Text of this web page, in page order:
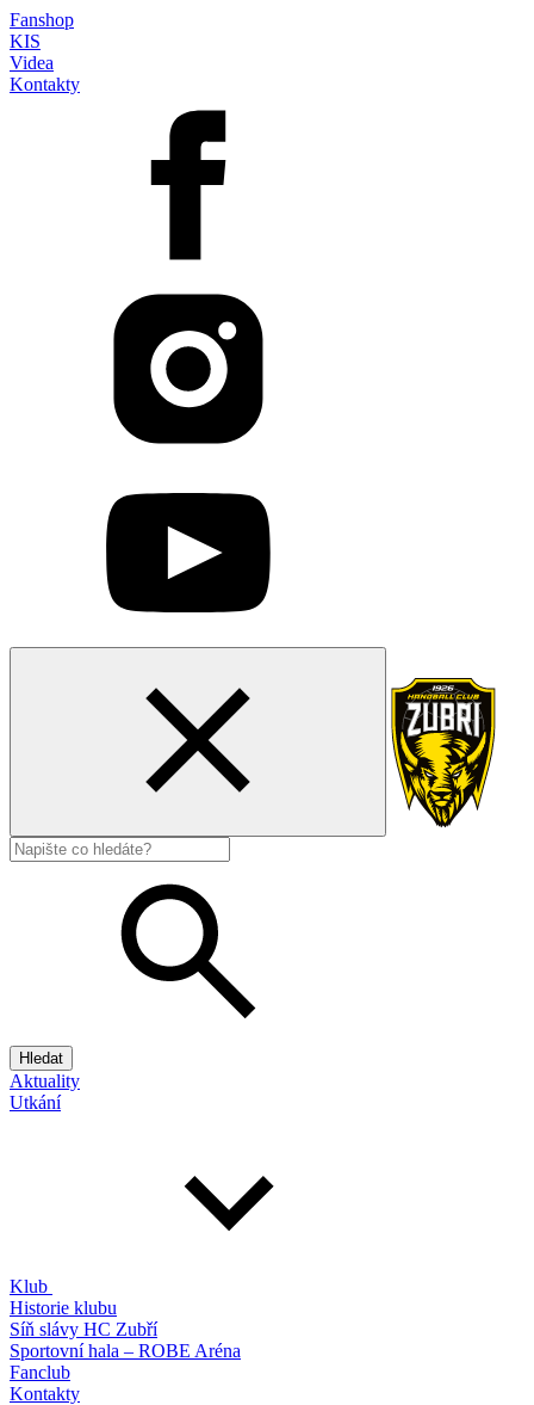
Fanshop
KIS
Videa
Kontakty
Hledat
Aktuality
Utkání
Klub
Historie klubu
Síň slávy HC Zubří
Sportovní hala – ROBE Aréna
Fanclub
Kontakty